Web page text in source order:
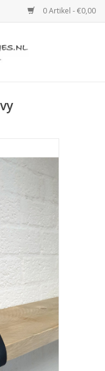
0 Artikel - €0,00